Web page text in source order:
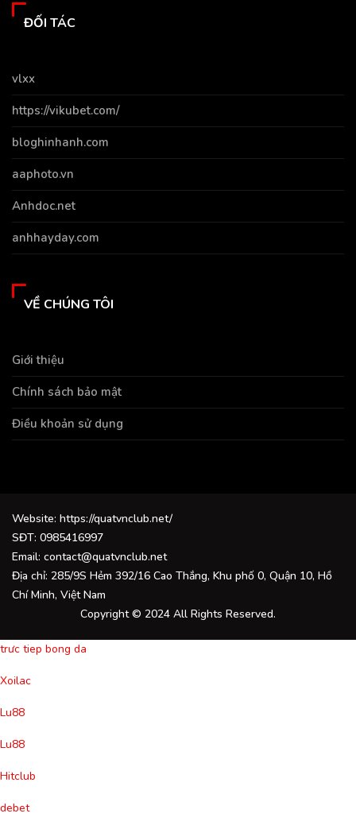
ĐỐI TÁC
vlxx
https://vikubet.com/
bloghinhanh.com
aaphoto.vn
Anhdoc.net
anhhayday.com
VỀ CHÚNG TÔI
Giới thiệu
Chính sách bảo mật
Điều khoản sử dụng
Website: https://quatvnclub.net/
SĐT: 0985416997
Email: contact@quatvnclub.net
Địa chỉ: 285/9S Hẻm 392/16 Cao Thắng, Khu phố 0, Quận 10, Hồ
Chí Minh, Việt Nam
Copyright © 2024 All Rights Reserved.
trưc tiep bong da
Xoilac
Lu88
Lu88
Hitclub
debet